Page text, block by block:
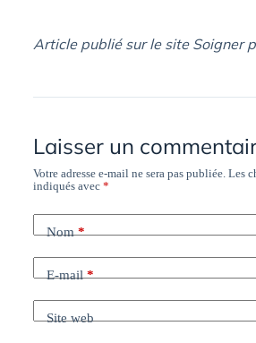
Article publié sur le site Soigner
Laisser un
Votre adresse e-mail ne sera pas publiée. Les
indiqués avec*
Nom*
E-mail*
Site web